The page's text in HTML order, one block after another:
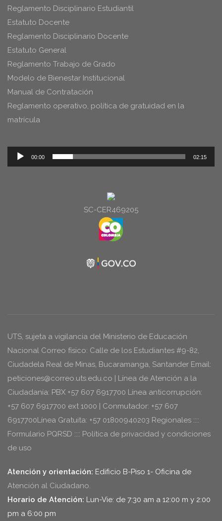
Reglamento Disciplinario Estudiantil
Estatuto Docente
Reglamento Disciplinario Docente
Estatuto General
Reglamento Trabajo de Grado
Modelo de Bienestar Institucional
Manual de Contratación
Reglamento operativo, política de gratuidad en la
matrícula
Reproductor
de
00:00 02:15
SC-CER469205
UTS, sujeta a vigilancia del Ministerio de Educación
Nacional Correo físico: Calle de los Estudiantes #9-82,
Ciudadela Real de Minas, Bucaramanga, Santander Email:
peticiones@correo.uts.edu.co | Línea de Atención a la
Ciudadanía: PBX +57 607 6917700 Línea anticorrupción:
+57 607 6917700 ext 1000 | Conmutador: +57 607
6917700Línea Gratuita: +57 01800940203 Regionales ::::
Formulario PQRSD :::: Política de privacidad y condiciones
de uso
Atención y orientación: Edificio B-Piso 1- Oficina de
Atención al Ciudadano.
Horario de Atención: Lun-Vie: de 7:30 am a 12:00 m y 2:00
pm a 6:00 pm